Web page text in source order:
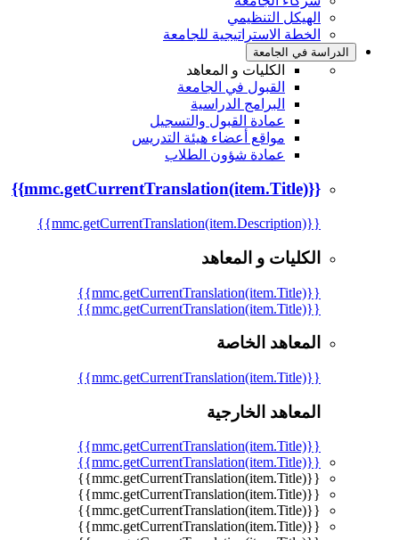
الهيكل التنظيمي
الخطة الاستراتيجية للجامعة
الدراسة في الجامعة
الكليات و المعاهد
القبول في الجامعة
البرامج الدراسية
عمادة القبول والتسجيل
مواقع أعضاء هيئة التدريس
عمادة شؤون الطلاب
{{mmc.getCurrentTranslation(item.Title)}}
{{mmc.getCurrentTranslation(item.Description)}}
الكليات و المعاهد
{{mmc.getCurrentTranslation(item.Title)}}
{{mmc.getCurrentTranslation(item.Title)}}
المعاهد الخاصة
{{mmc.getCurrentTranslation(item.Title)}}
المعاهد الخارجية
{{mmc.getCurrentTranslation(item.Title)}}
{{mmc.getCurrentTranslation(item.Title)}}
{{mmc.getCurrentTranslation(item.Title)}}
{{mmc.getCurrentTranslation(item.Title)}}
{{mmc.getCurrentTranslation(item.Title)}}
{{mmc.getCurrentTranslation(item.Title)}}